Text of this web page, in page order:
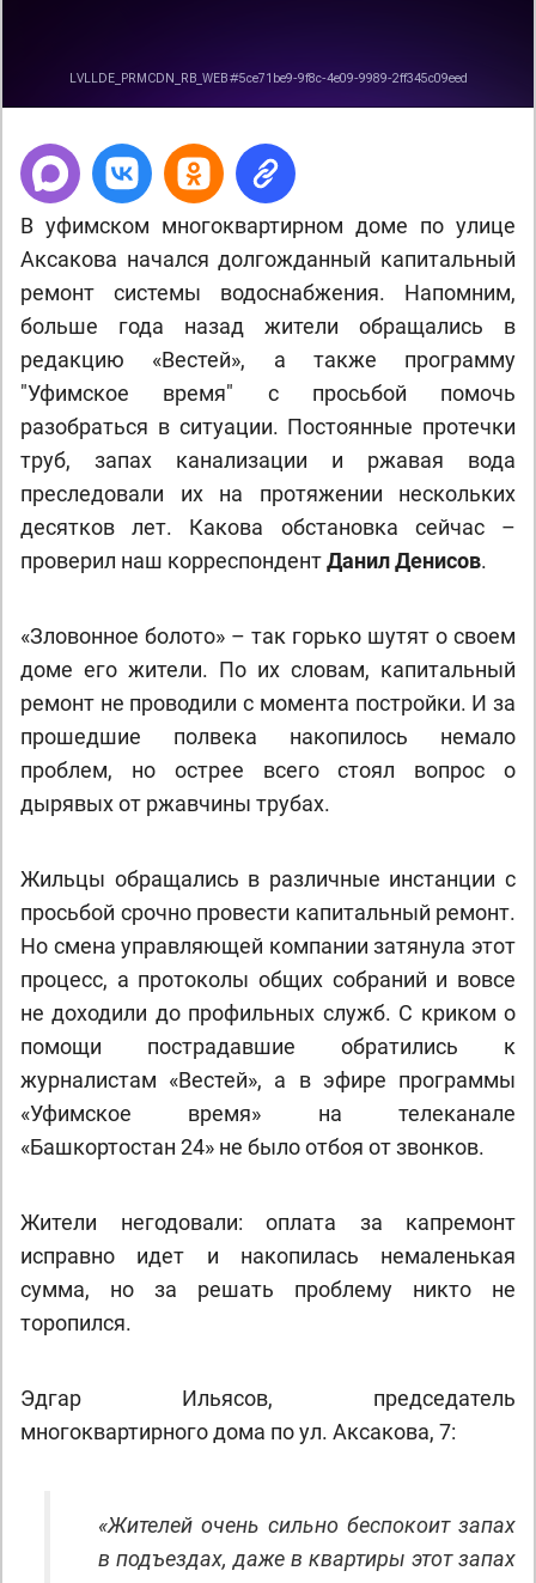
В уфимском многоквартирном доме по улице
Аксакова начался долгожданный капитальный
ремонт системы водоснабжения. Напомним,
больше года назад жители обращались в
редакцию «Вестей», а также программу
"Уфимское время" с просьбой помочь
разобраться в ситуации. Постоянные протечки
труб, запах канализации и ржавая вода
преследовали их на протяжении нескольких
десятков лет. Какова обстановка сейчас –
проверил наш корреспондентДанил Денисов.
«Зловонное болото» – так горько шутят о своем
доме его жители. По их словам, капитальный
ремонт не проводили с момента постройки. И за
прошедшие полвека накопилось немало
проблем, но острее всего стоял вопрос о
дырявых от ржавчины трубах.
Жильцы обращались в различные инстанции с
просьбой срочно провести капитальный ремонт.
Но смена управляющей компании затянула этот
процесс, а протоколы общих собраний и вовсе
не доходили до профильных служб. С криком о
помощи пострадавшие обратились к
журналистам «Вестей», а в эфире программы
«Уфимское время» на телеканале
«Башкортостан 24» не было отбоя от звонков.
Жители негодовали: оплата за капремонт
исправно идет и накопилась немаленькая
сумма, но за решать проблему никто не
торопился.
Эдгар Ильясов, председатель
многоквартирного дома по ул. Аксакова, 7:
«Жителей очень сильно беспокоит запах
в подъездах, даже в квартиры этот запах